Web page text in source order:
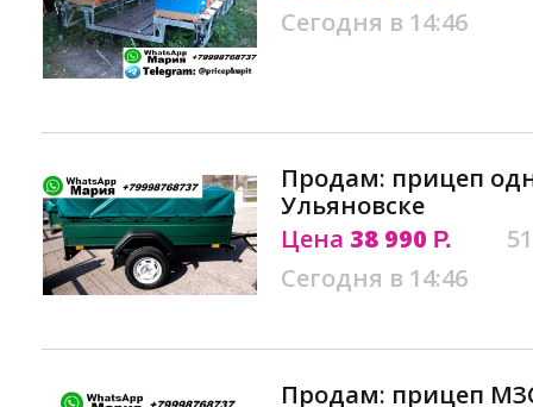
Сегодня в 14:46
Продам: прицеп
Ульяновске
Цена 38 990 Р.
Сегодня в 14:46
Продам: прицеп